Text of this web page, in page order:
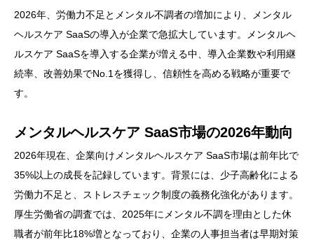
2026年、労働力不足とメンタル不調者の増加により、メンタル
ヘルスケア SaaSの導入が企業で急拡大しています。メンタルヘ
ルスケア SaaSを導入する企業が増える中、導入企業数や利用継
続率、改善効果でNo.1を獲得し、信頼性を高める戦略が重要で
す。
メンタルヘルスケア SaaS市場の2026年動向
2026年現在、企業向けメンタルヘルスケア SaaS市場は前年比で
35%以上の成長を記録しています。背景には、少子高齢化による
労働力不足と、ストレスチェック制度の義務化強化があります。
厚生労働省の調査では、2025年にメンタル不調を理由とした休
職者が前年比18%増となっており、企業の人事担当者は早期対策